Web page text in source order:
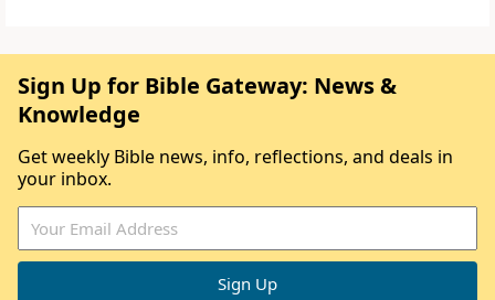
Sign Up for Bible Gateway: News &
Knowledge
Get weekly Bible news, info, reflections, and deals in
your inbox.